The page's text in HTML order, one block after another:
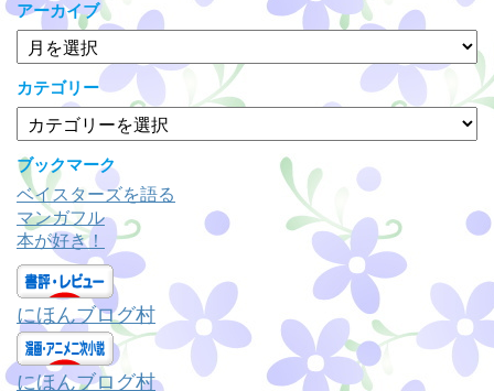
アーカイブ
ア
ー
カ
イ
ブ
カテゴリー
テ
ゴ
リ
ー
ブックマーク
ベイスターズを語る
マンガフル
本が好き！
にほんブログ村
にほんブログ村